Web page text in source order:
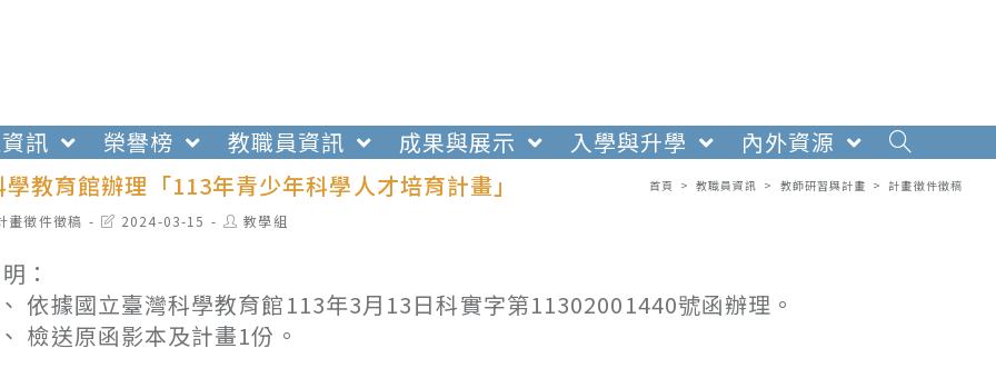
訊 榮譽榜 教職員資訊 成果與展示 入學與升學
內外資源
教育館辦理「113年青少年科學人才培育計畫」
首頁 > 教職員資訊 > 教師研習與計畫 > 計畫徵件徵稿
畫徵件徵稿
Post2024-03-15
Post教學組
：
依據國立臺灣科學教育館113年3月13日科實字第11302001440號函辦理。
檢送原函影本及計畫1份。